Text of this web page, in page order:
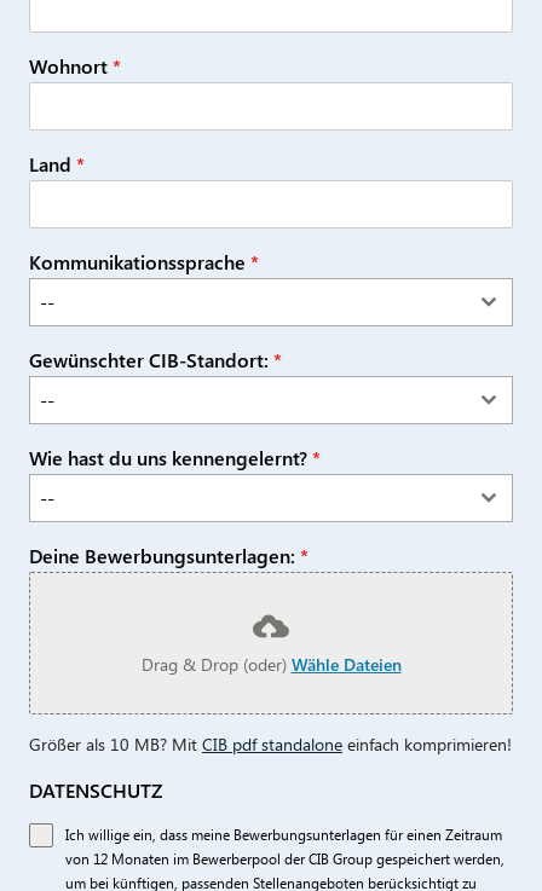
Wohnort*
Land *
Kommunikationssprache *
--
Gewünschter CIB-Standort: *
--
Wie hast du uns kennengelernt?*
--
Deine Bewerbungsunterlagen: *
Drag & Drop (oder) Wähle Dateien
Größer als 10 MB? Mit CIB pdf standalone einfach komprimieren!
DATENSCHUTZ
Ich willige ein, dass meine Bewerbungsunterlagen für einen Zeitraum
von 12 Monaten im Bewerberpool der CIB Group gespeichert werden,
um bei künftigen, passenden Stellenangeboten berücksichtigt zu